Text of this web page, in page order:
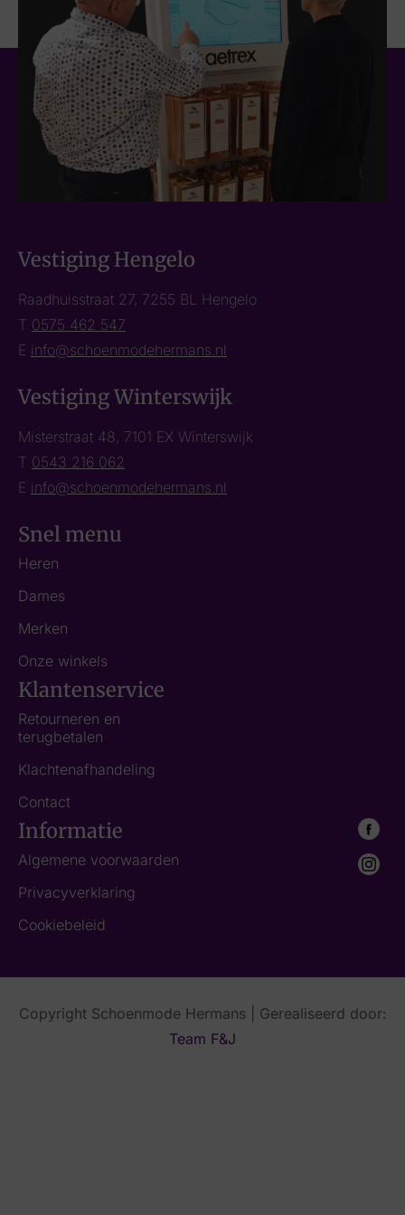
Vestiging Hengelo
Raadhuisstraat 27, 7255 BL Hengelo
T 0575 462 547
E info@schoenmodehermans.nl
Vestiging Winterswijk
Misterstraat 48, 7101 EX Winterswijk
T 0543 216 062
E info@schoenmodehermans.nl
Snel menu
Heren
Dames
Merken
Onze winkels
Klantenservice
Retourneren en
terugbetalen
Klachtenafhandeling
Contact
Informatie
Algemene voorwaarden
Privacyverklaring
Cookiebeleid
Copyright Schoenmode Hermans | Gerealiseerd door:
Team F&J